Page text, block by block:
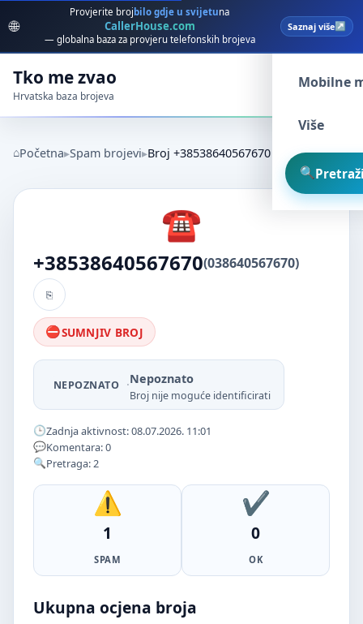
🌐
Provjerite broj bilo gdje u svijetuna
CallerHouse.com
— globalna baza za provjeru telefonskih brojeva
Saznaj više
Tko me zvao
Hrvatska baza brojeva
Spam
Mobilne
Više
Početna Spam brojevi Broj +38538640567670
+38538640567670(038640567670)
SUMNJIV BROJ
NEPOZNATO ·Nepoznato
Broj nije moguće identificirati
Zadnja aktivnost: 08.07.2026. 11:01
Komentara: 0
Pretraga: 2
1
SPAM
0
OK
Ukupna ocjena broja